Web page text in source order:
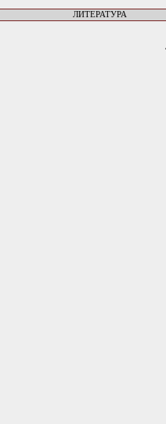
ЛИТЕРАТУРА